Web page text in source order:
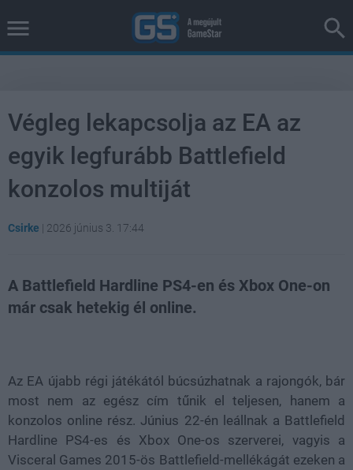
Végleg lekapcsolja az EA az
egyik legfurább Battlefield
konzolos multiját
Csirke | 2026 június 3. 17:44
A Battlefield Hardline PS4-en és Xbox One-on
már csak hetekig él online.
Az EA újabb régi játékától búcsúzhatnak a rajongók, bár
most nem az egész cím tűnik el teljesen, hanem a
konzolos online rész. Június 22-én leállnak a Battlefield
Hardline PS4-es és Xbox One-os szerverei, vagyis a
Visceral Games 2015-ös Battlefield-mellékágát ezeken a